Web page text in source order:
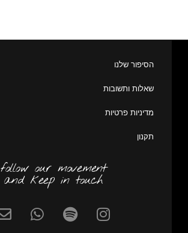
הסיפור שלנו
שאלות ותשובות
מדיניות פרטיות
תקנון
follow our movement
and keep in touch